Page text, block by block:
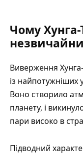
Чому Хунга-
Виверження
із найпотужніших
Воно створило
планету, і
пари високо в
Підводний